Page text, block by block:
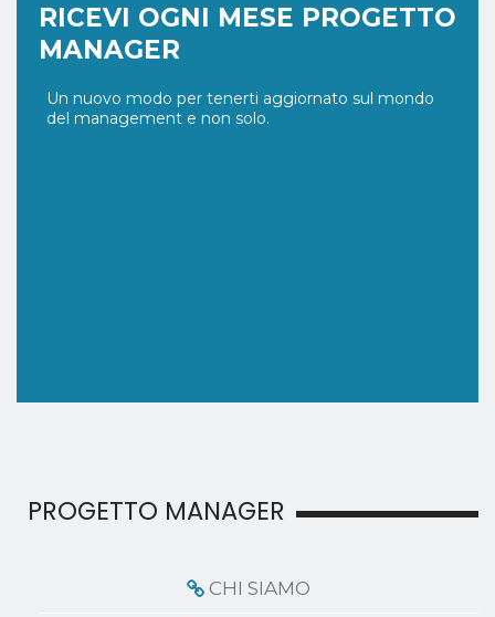
RICEVI OGNI MESE PROGETTO
MANAGER
Un nuovo modo per tenerti aggiornato sul mondo
del management e non solo.
PROGETTO MANAGER
CHI SIAMO